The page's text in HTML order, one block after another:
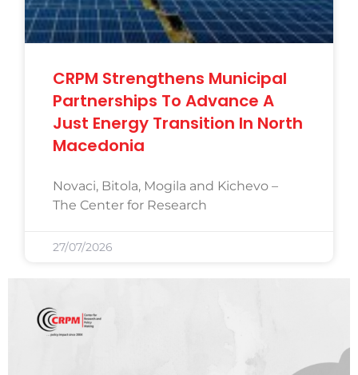
CRPM Strengthens Municipal
Partnerships To Advance A
Just Energy Transition In North
Macedonia
Novaci, Bitola, Mogila and Kichevo –
The Center for Research
27/07/2026